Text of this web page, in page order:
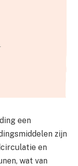
een
zijn
en
wat van